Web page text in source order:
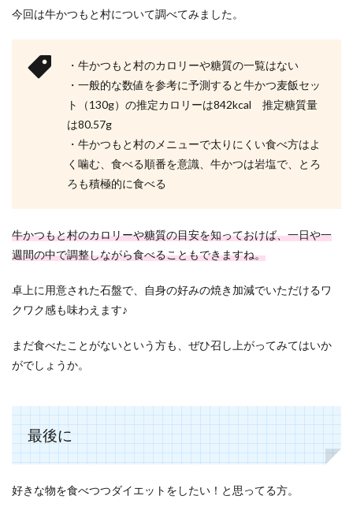
今回は牛かつもと村について調べてみました。
・牛かつもと村のカロリーや糖質の一覧はない
・一般的な数値を参考に予測すると牛かつ麦飯セッ
ト（130g）の推定カロリーは842kcal 推定糖質量
は80.57g
・牛かつもと村のメニューで太りにくい食べ方はよ
く噛む、食べる順番を意識、牛かつは岩塩で、とろ
ろも積極的に食べる
牛かつもと村のカロリーや糖質の目安を知っておけば、一日や一
週間の中で調整しながら食べることもできますね。
卓上に用意された石盤で、自身の好みの焼き加減でいただけるワ
クワク感も味わえます♪
まだ食べたことがないという方も、ぜひ召し上がってみてはいか
がでしょうか。
最後に
好きな物を食べつつダイエットをしたい！と思ってる方。